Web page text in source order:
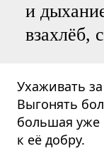
и
взахлёб,
Ухаживать
Выгонять
большая уже
к её добру.